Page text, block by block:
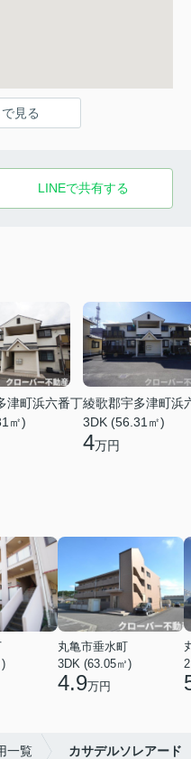
見る
LINEで共有する
津町浜六番丁
㎡)
綾歌郡宇多津町浜
3DK (56.31㎡)
4万円
丸亀市垂水町
3DK (63.05㎡)
4.9万円
一覧 カサデルソレアード